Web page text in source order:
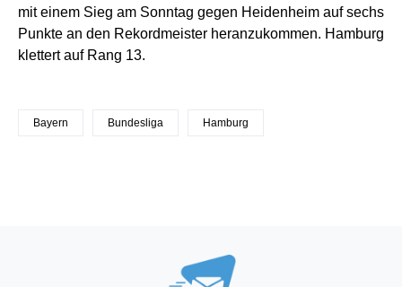
mit einem Sieg am Sonntag gegen Heidenheim auf sechs
Punkte an den Rekordmeister heranzukommen. Hamburg
klettert auf Rang 13.
Bayern Bundesliga Hamburg